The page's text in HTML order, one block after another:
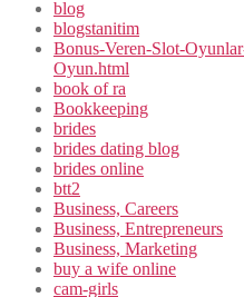
blog
blogstanitim
Bonus-Veren-Slot-
Oyun.html
book of ra
Bookkeeping
brides
brides dating blog
brides online
btt2
Business, Careers
Business, Entrepreneurs
Business, Marketing
buy a wife online
cam-girls